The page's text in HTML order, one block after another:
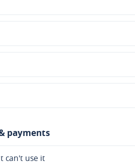
payments
can't use it